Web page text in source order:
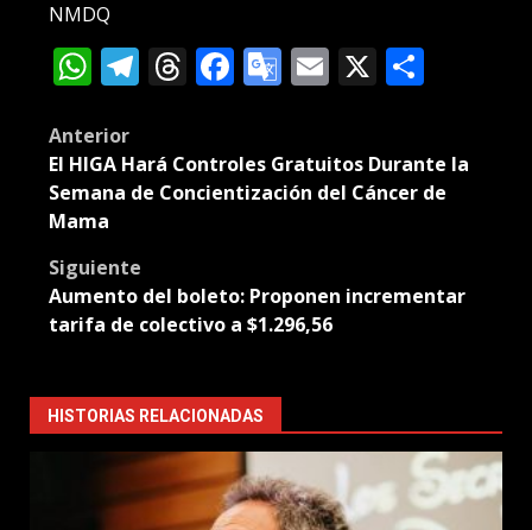
NMDQ
WhatsApp
Telegram
Threads
Facebook
Google
Email
X
Post
navigation
Anterior
El HIGA Hará Controles Gratuitos Durante la
Semana de Concientización del Cáncer de
Mama
Siguiente
Aumento del boleto: Proponen incrementar
tarifa de colectivo a $1.296,56
HISTORIAS RELACIONADAS